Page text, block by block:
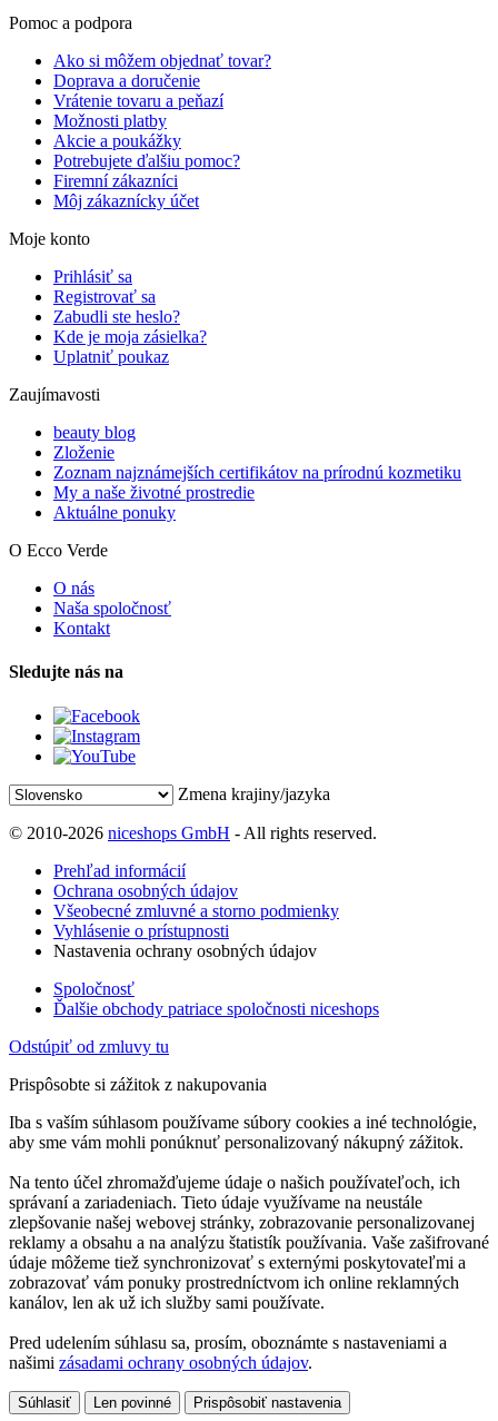
Pomoc a podpora
Ako si môžem objednať tovar?
Doprava a doručenie
Vrátenie tovaru a peňazí
Možnosti platby
Akcie a poukážky
Potrebujete ďalšiu pomoc?
Firemní zákazníci
Môj zákaznícky účet
Moje konto
Prihlásiť sa
Registrovať sa
Zabudli ste heslo?
Kde je moja zásielka?
Uplatniť poukaz
Zaujímavosti
beauty blog
Zloženie
Zoznam najznámejších certifikátov na prírodnú kozmetiku
My a naše životné prostredie
Aktuálne ponuky
O Ecco Verde
O nás
Naša spoločnosť
Kontakt
Sledujte nás na
Zmena krajiny/jazyka
© 2010-2026 niceshops GmbH - All rights reserved.
Prehľad informácií
Ochrana osobných údajov
Všeobecné zmluvné a storno podmienky
Vyhlásenie o prístupnosti
Nastavenia ochrany osobných údajov
Spoločnosť
Ďalšie obchody patriace spoločnosti niceshops
Odstúpiť od zmluvy tu
Prispôsobte si zážitok z nakupovania
Iba s vaším súhlasom používame súbory cookies a iné technológie,
aby sme vám mohli ponúknuť personalizovaný nákupný zážitok.
Na tento účel zhromažďujeme údaje o našich používateľoch, ich
správaní a zariadeniach. Tieto údaje využívame na neustále
zlepšovanie našej webovej stránky, zobrazovanie personalizovanej
reklamy a obsahu a na analýzu štatistík používania. Vaše zašifrované
údaje môžeme tiež synchronizovať s externými poskytovateľmi a
zobrazovať vám ponuky prostredníctvom ich online reklamných
kanálov, len ak už ich služby sami používate.
Pred udelením súhlasu sa, prosím, oboznámte s nastaveniami a
našimi zásadami ochrany osobných údajov.
Súhlasiť Len povinné Prispôsobiť nastavenia